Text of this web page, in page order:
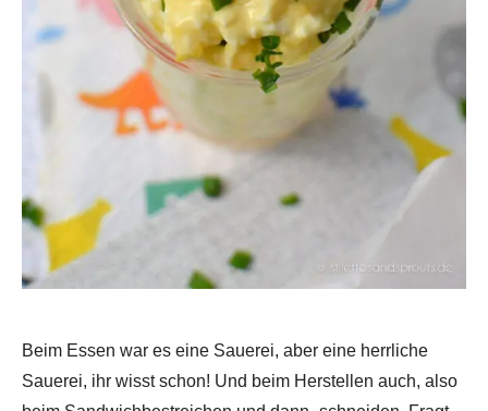
Beim Essen war es eine Sauerei, aber eine herrliche
Sauerei, ihr wisst schon! Und beim Herstellen auch, also